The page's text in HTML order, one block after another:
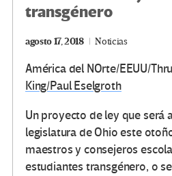
transgénero
agosto 17, 2018 Noticias
América del NOrte/EEUU/
King/Paul Eselgroth
Un proyecto de ley que será
legislatura de Ohio este
maestros y consejeros
estudiantes transgénero, o